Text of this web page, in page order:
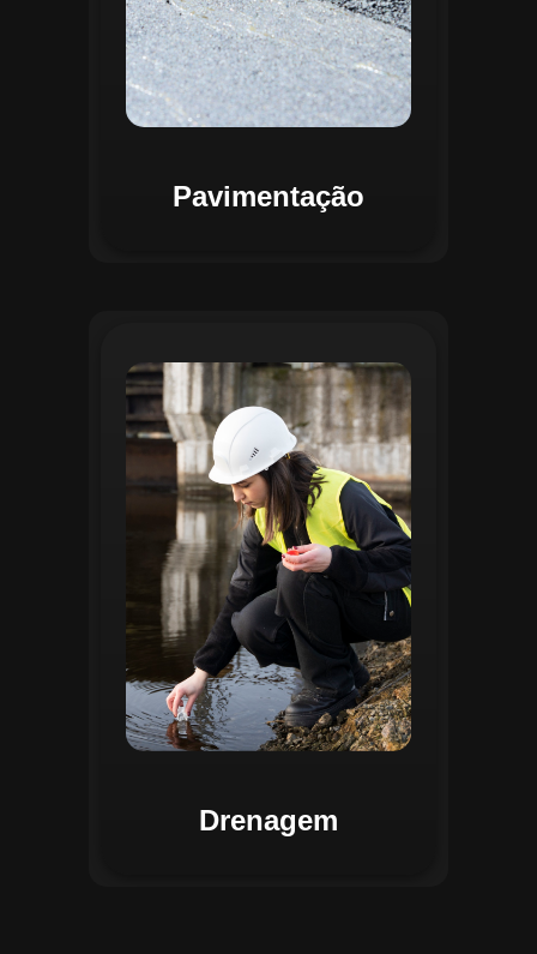
Pavimentação
Drenagem
O módulo de Gestão de Drenagem do
Regente aplica o geoprocessamento para
mapear redes de drenagem subterrâneas
e superficiais. A plataforma permite
identificar pontos de alagamento, planejar
intervenções e monitorar a eficiência das
estruturas de drenagem. Com análises
baseadas em dados coletados, o sistema
contribui para o planejamento urbano
sustentável, reduzindo riscos de
enchentes e otimizando a alocação de
recursos. Relatórios visuais facilitam a
comunicação dos resultados e o
acompanhamento dos projetos de
melhoria.